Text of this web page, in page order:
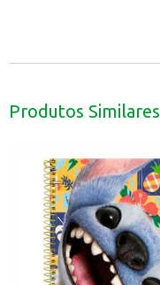
Produtos Similares